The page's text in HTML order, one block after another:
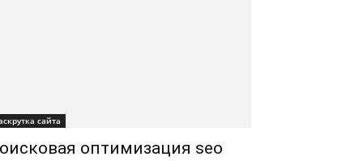
сайта
оптимизация seo